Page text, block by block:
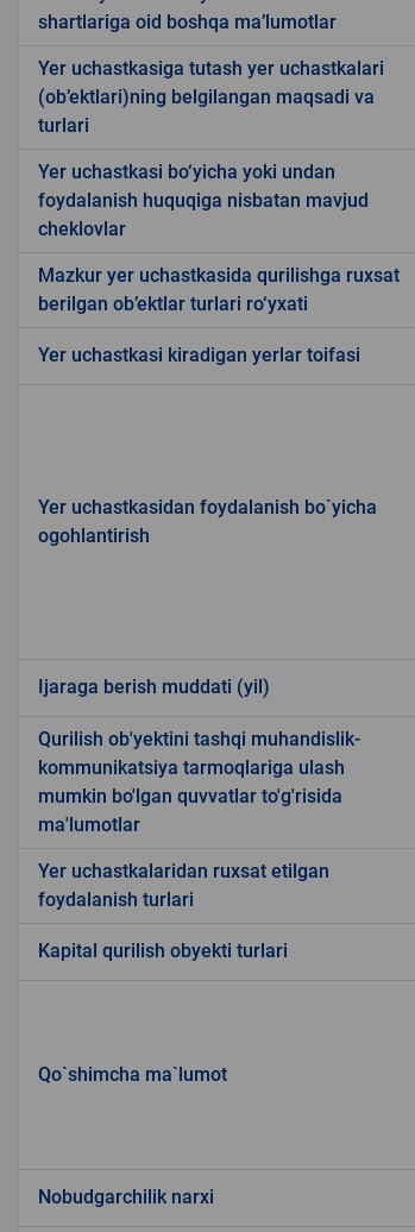
shartlariga oid boshqa ma’lumotlar
Yer uchastkasiga tutash yer uchastkalari
(ob’ektlari)ning belgilangan maqsadi va
turlari
Yer uchastkasi bo‘yicha yoki undan
foydalanish huquqiga nisbatan mavjud
cheklovlar
Mazkur yer uchastkasida qurilishga ruxsat
berilgan ob’ektlar turlari ro‘yxati
Yer uchastkasi kiradigan yerlar toifasi
Yer uchastkasidan foydalanish bo`yicha
ogohlantirish
Ijaraga berish muddati (yil)
Qurilish ob'yektini tashqi muhandislik-
kommunikatsiya tarmoqlariga ulash
mumkin bo'lgan quvvatlar to'g'risida
ma'lumotlar
Yer uchastkalaridan ruxsat etilgan
foydalanish turlari
Kapital qurilish obyekti turlari
Qo`shimcha ma`lumot
Nobudgarchilik narxi